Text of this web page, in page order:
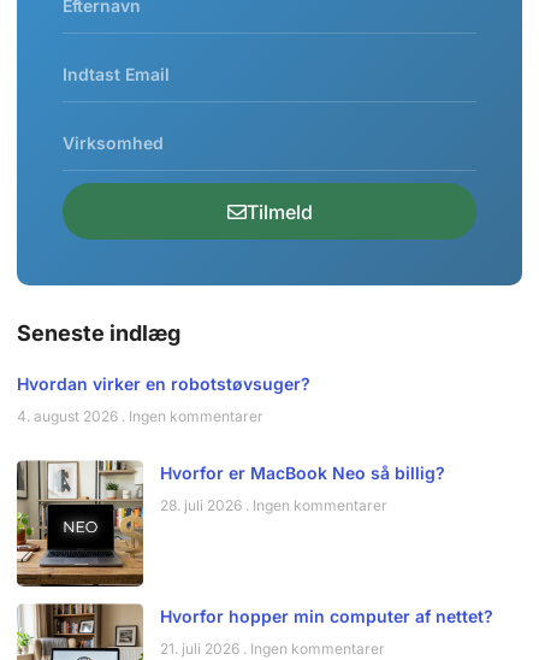
Tilmeld
Seneste indlæg
Hvordan virker en robotstøvsuger?
4. august 2026 Ingen kommentarer
Hvorfor er MacBook Neo så billig?
28. juli 2026 Ingen kommentarer
Hvorfor hopper min computer af nettet?
21. juli 2026 Ingen kommentarer